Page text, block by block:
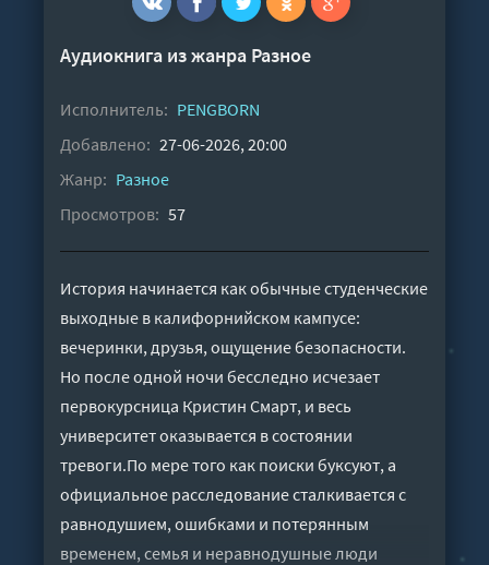
Аудиокнига из жанра Разное
Исполнитель: PENGBORN
Добавлено: 27-06-2026, 20:00
Жанр: Разное
Просмотров: 57
История начинается как обычные студенческие
выходные в калифорнийском кампусе:
вечеринки, друзья, ощущение безопасности.
Но после одной ночи бесследно исчезает
первокурсница Кристин Смарт, и весь
университет оказывается в состоянии
тревоги.По мере того как поиски буксуют, а
официальное расследование сталкивается с
равнодушием, ошибками и потерянным
временем, семья и неравнодушные люди